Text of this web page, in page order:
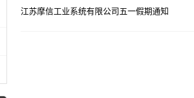
江苏摩信工业系统有限公司五一假期通知